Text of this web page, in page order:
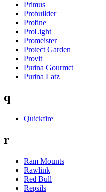
Primus
Probuilder
Profine
ProLight
Promeister
Protect Garden
Provit
Purina Gourmet
Purina Latz
q
Quickfire
r
Ram Mounts
Rawlink
Red Bull
Repsils